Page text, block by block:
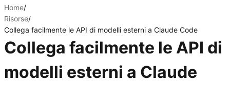
Home/
Risorse/
Collega facilmente le API di modelli esterni a Claude Code
Collega facilmente le API di
modelli esterni a Claude